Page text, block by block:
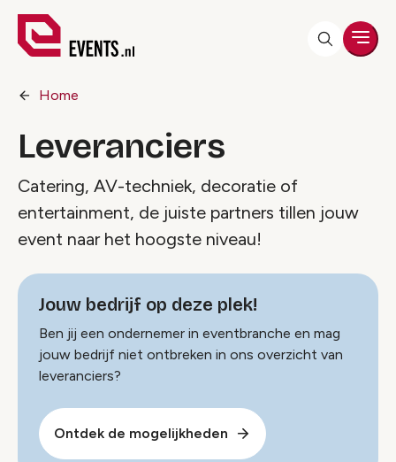
Home
Leveranciers
Catering, AV-techniek, decoratie of
entertainment, de juiste partners tillen jouw
event naar het hoogste niveau!
Jouw bedrijf op deze plek!
Ben jij een ondernemer in eventbranche en mag
jouw bedrijf niet ontbreken in ons overzicht van
leveranciers?
Ontdek de mogelijkheden